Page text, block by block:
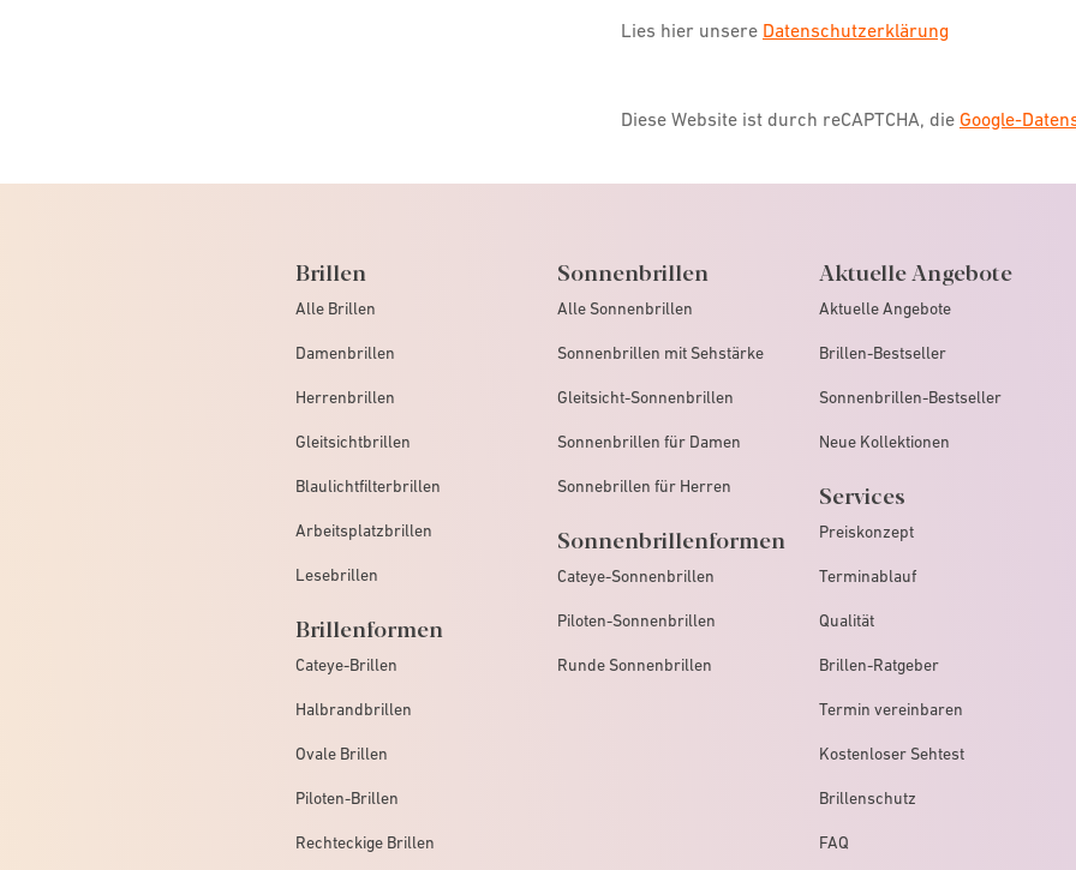
Lies hier unsere Datenschutzerklärung
Diese Website ist durch reCAPTCHA, die Google-
Brillen
Alle Brillen
Damenbrillen
Herrenbrillen
Gleitsichtbrillen
Blaulichtfilterbrillen
Arbeitsplatzbrillen
Lesebrillen
Brillenformen
Cateye-Brillen
Halbrandbrillen
Ovale Brillen
Piloten-Brillen
Rechteckige Brillen
Sonnenbrillen
Alle Sonnenbrillen
Sonnenbrillen mit Sehstärke
Gleitsicht-Sonnenbrillen
Sonnenbrillen für Damen
Sonnebrillen für Herren
Sonnenbrillenformen
Cateye-Sonnenbrillen
Piloten-Sonnenbrillen
Runde Sonnenbrillen
Aktuelle Angebote
Aktuelle Angebote
Brillen-Bestseller
Sonnenbrillen-Bestseller
Neue Kollektionen
Services
Preiskonzept
Terminablauf
Qualität
Brillen-Ratgeber
Termin vereinbaren
Kostenloser Sehtest
Brillenschutz
FAQ